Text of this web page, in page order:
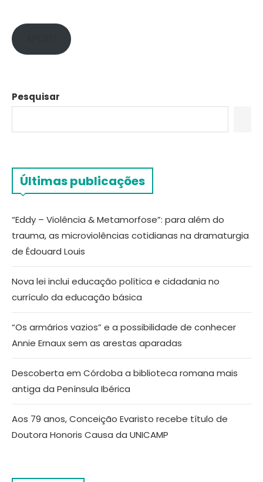
Pesquisar
Últimas publicações
“Eddy – Violência & Metamorfose”: para além do
trauma, as microviolências cotidianas na dramaturgia
de Édouard Louis
Nova lei inclui educação política e cidadania no
currículo da educação básica
“Os armários vazios” e a possibilidade de conhecer
Annie Ernaux sem as arestas aparadas
Descoberta em Córdoba a biblioteca romana mais
antiga da Península Ibérica
Aos 79 anos, Conceição Evaristo recebe título de
Doutora Honoris Causa da UNICAMP